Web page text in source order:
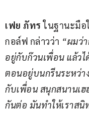
เฟย ภัทร ในฐานะมื
กอล์ฟ กล่าวว่า “ผมว่
อยู่กับก๊วนเพื่อน แล้วไ
ตอนอยู่บนกรีนระหว่า
กับเพื่อน สนุกสนานเ
กันต่อ มันทำให้เราส